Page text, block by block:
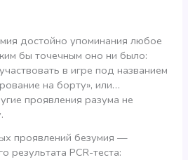
достойно упоминания любое
бы точечным оно ни было:
в игре под названием
на борту», или…
проявления разума не
проявлений безумия —
результата PCR-теста: